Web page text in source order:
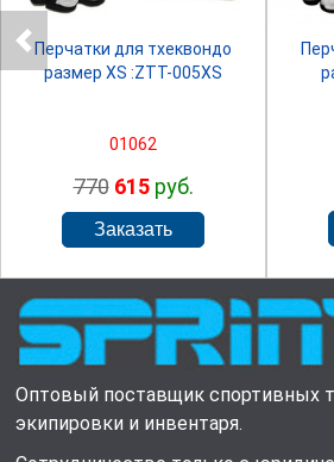
Перчатки для тхеквондо
размер XS :ZTT-005XS
01062
770 615руб.
Оптовый поставщик спортивных
экипировки и инвентаря.